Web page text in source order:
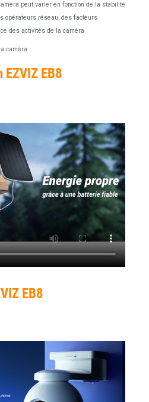
peut varier en fonction de la stabilité
opérateurs réseau, des facteurs
des activités de la caméra
caméra
EB8
EB8